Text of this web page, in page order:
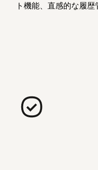
ト機能、直感的な履歴